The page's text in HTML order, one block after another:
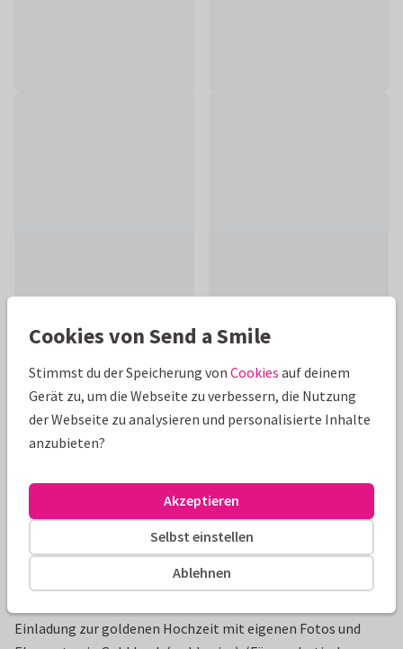
Produktinformation
Einladung zur goldenen Hochzeit mit eigenen Fotos und
Cookies von Send a Smile
Stimmst du der Speicherung von Cookies auf deinem
Gerät zu, um die Webseite zu verbessern, die Nutzung
der Webseite zu analysieren und personalisierte Inhalte
anzubieten?
Ablehnen
Selbst einstellen
Akzeptieren